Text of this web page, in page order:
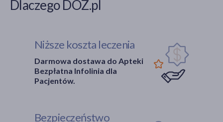
cynk(3)
kwas cytrynowy(2)
pokaż więcej
Dlaczego DOZ.pl
Niższe koszta leczenia
Darmowa dostawa do Apteki
Bezpłatna Infolinia dla
Pacjentów.
Bezpieczeństwo